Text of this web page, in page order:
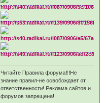
Читайте Правила форума!!!Не
знание правил-не освобождает от
ответственности! Реклама сайтов и
форумов запрещена!